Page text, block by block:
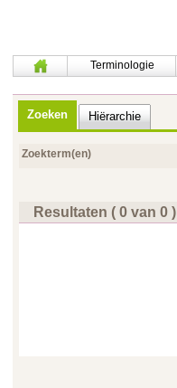
Terminologie
Zoeken Hiërarchie
Zoekterm(en)
Resultaten ( 0 van 0 )